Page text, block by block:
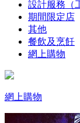
設計服務（
期間限定店
其他
餐飲及烹飪
網上購物
網上購物